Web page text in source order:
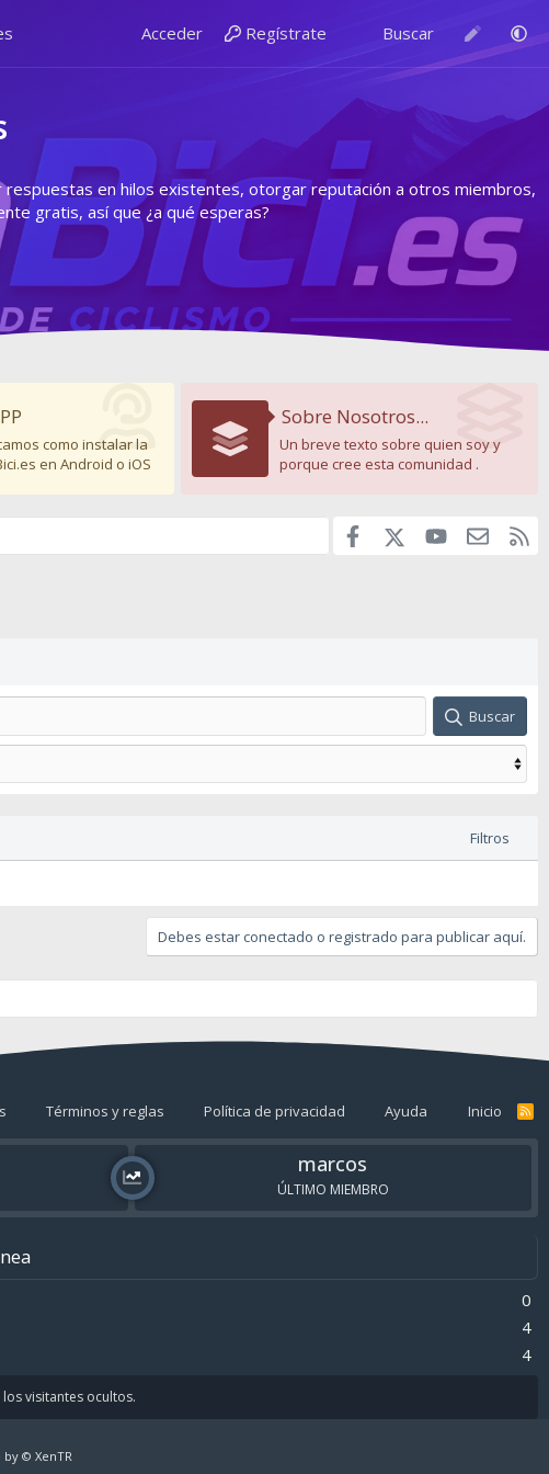
Acceder Regístrate Buscar
en hilos existentes, otorgar reputación a otros miembros,
gratis, así que ¿a qué esperas?
como instalar la
en Android o iOS
Sobre Nosotros...
Un breve texto sobre quien soy y
porque cree esta comunidad .
Facebook youtube
Buscar
Filtros
Debes estar conectado o registrado para publicar aquí.
Términos y reglas Política de privacidad Ayuda Inicio
R
marcos
ÚLTIMO MIEMBRO
0
4
4
visitantes ocultos.
by© XenTR